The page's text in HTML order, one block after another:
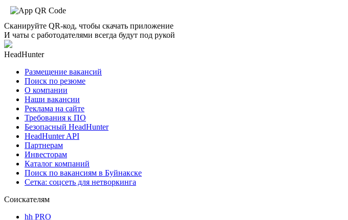
Сканируйте QR-код, чтобы скачать приложение
И чаты с работодателями всегда будут под рукой
HeadHunter
Размещение вакансий
Поиск по резюме
О компании
Наши вакансии
Реклама на сайте
Требования к ПО
Безопасный HeadHunter
HeadHunter API
Партнерам
Инвесторам
Каталог компаний
Поиск по вакансиям в Буйнакске
Сетка: соцсеть для нетворкинга
Соискателям
hh PRO